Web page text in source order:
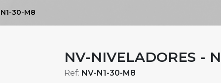
30-M8
NV-NIVELADORES -
Ref: NV-N1-30-M8